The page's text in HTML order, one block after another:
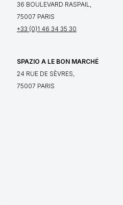
36 BOULEVARD RASPAIL,
75007 PARIS
+33 (0)1 46 34 35 30
SPAZIO A LE BON MARCHÉ
24 RUE DE SÈVRES,
75007 PARIS